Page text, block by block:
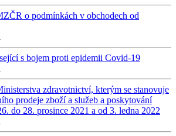
o podmínkách v obchodech od
s bojem proti epidemii Covid-19
zdravotnictví, kterým se stanovuje
prodeje zboží a služeb a poskytování
do 28. prosince 2021 a od 3. ledna 2022